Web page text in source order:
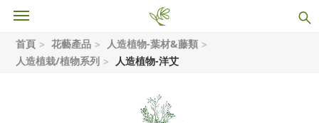
首頁 花藝產品
人造植物-葉材&藤類
人造植栽/植物系列
人造植物-洋艾